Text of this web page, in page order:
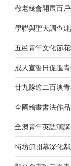
敬老總會開展百
學聯與聖大調查
五邑青年文化節
成人宣誓日促進
全國繪畫書法作
全澳青年英語演
街坊節開幕深化